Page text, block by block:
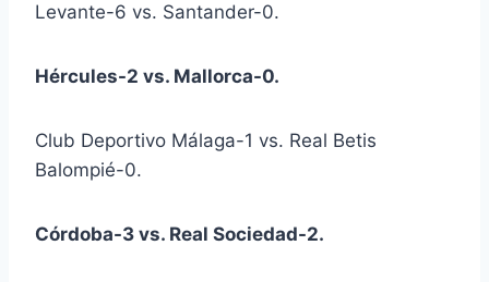
Levante-6 vs. Santander-0.
Hércules-2 vs. Mallorca-0.
Club Deportivo Málaga-1 vs. Real Betis
Balompié-0.
Córdoba-3 vs. Real Sociedad-2.